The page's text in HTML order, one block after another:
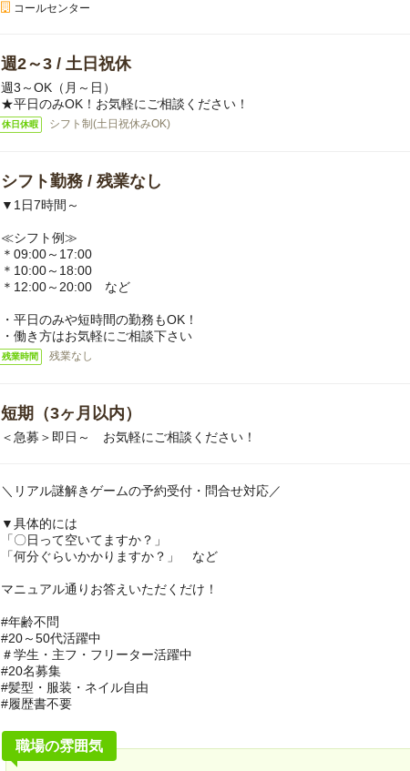
コールセンター
週2～3 / 土日祝休
週3～OK（月～日）
★平日のみOK！お気軽にご相談ください！
休日休暇 シフト制(土日祝休みOK)
シフト勤務 / 残業なし
▼1日7時間～
≪シフト例≫
＊09:00～17:00
＊10:00～18:00
＊12:00～20:00 など
・平日のみや短時間の勤務もOK！
・働き方はお気軽にご相談下さい
残業時間 残業なし
短期（3ヶ月以内）
＜急募＞即日～ お気軽にご相談ください！
＼リアル謎解きゲームの予約受付・問合せ対応／
▼具体的には
「〇日って空いてますか？」
「何分ぐらいかかりますか？」 など
マニュアル通りお答えいただくだけ！
#年齢不問
#20～50代活躍中
＃学生・主フ・フリーター活躍中
#20名募集
#髪型・服装・ネイル自由
#履歴書不要
職場の雰囲気